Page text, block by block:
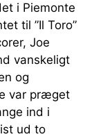
i Piemonte
til ”Il Toro”
Joe
vanskeligt
og
var præget
ind i
ud to